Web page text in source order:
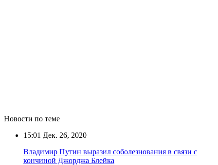
Новости по теме
15:01 Дек. 26, 2020
Владимир Путин выразил соболезнования в связи с
кончиной Джорджа Блейка